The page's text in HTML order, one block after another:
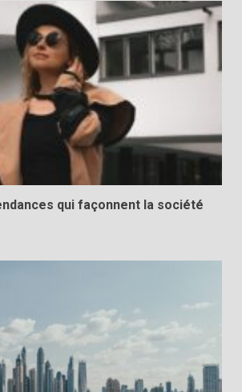
qui façonnent la société